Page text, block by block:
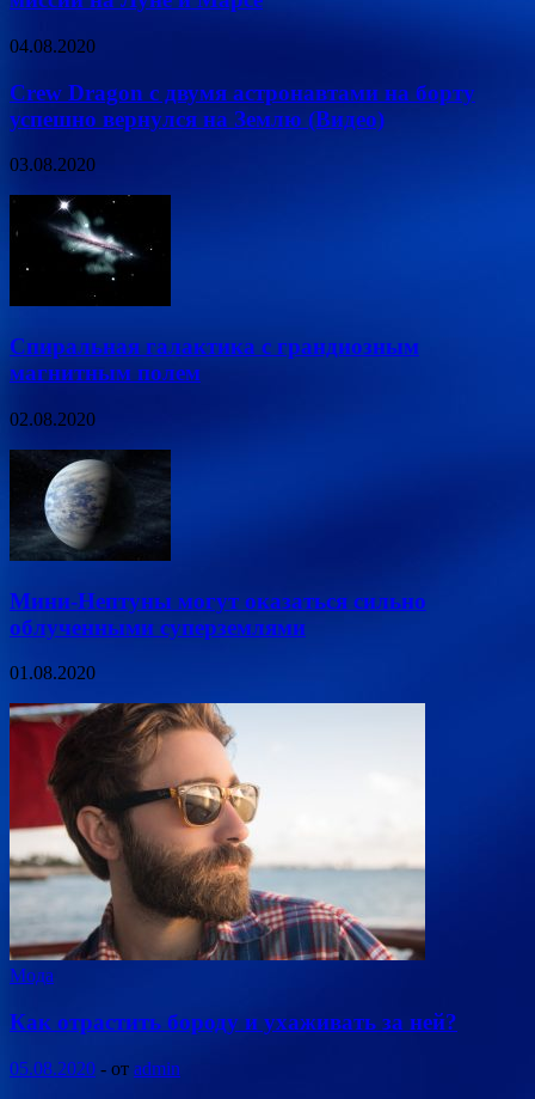
04.08.2020
Crew Dragon с двумя астронавтами на борту
успешно вернулся на Землю (Видео)
03.08.2020
Спиральная галактика с грандиозным
магнитным полем
02.08.2020
Мини-Нептуны могут оказаться сильно
облученными суперземлями
01.08.2020
Мода
Как отрастить бороду и ухаживать за ней?
05.08.2020 - от admin